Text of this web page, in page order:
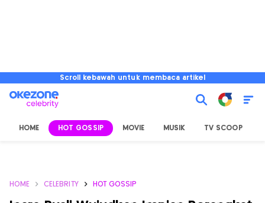
Scroll kebawah untuk membaca artikel
HOME HOT GOSSIP MOVIE MUSIK TV SCOOP
HOME CELEBRITY HOT GOSSIP